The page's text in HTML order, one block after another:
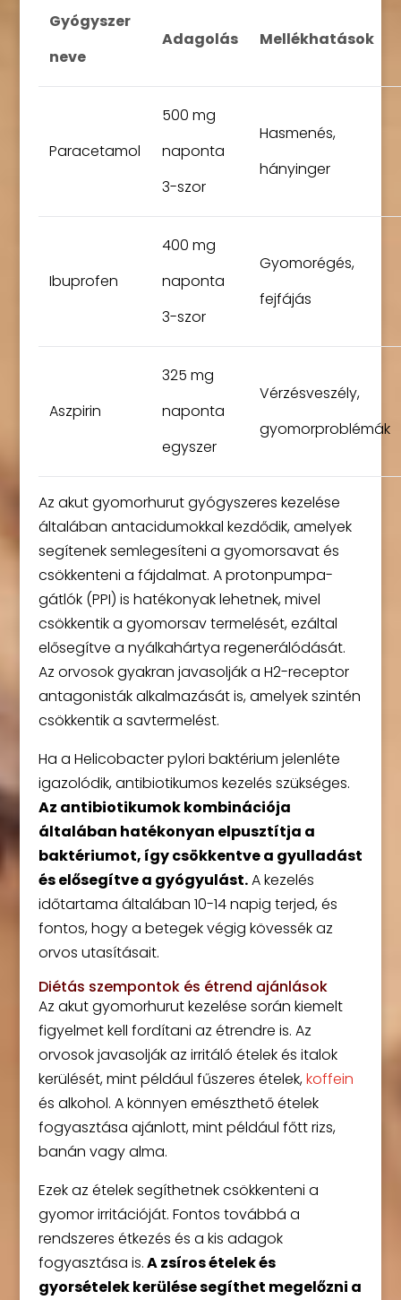
Gyógyszer
neve
Adagolás Mellékhatások
Paracetamol
500 mg
naponta
3-szor
Hasmenés,
hányinger
Ibuprofen
400 mg
naponta
3-szor
Gyomorégés,
fejfájás
Aszpirin
325 mg
naponta
egyszer
Vérzésveszély,
gyomorproblémák
Az akut gyomorhurut gyógyszeres kezelése
általában antacidumokkal kezdődik, amelyek
segítenek semlegesíteni a gyomorsavat és
csökkenteni a fájdalmat. A protonpumpa-
gátlók (PPI) is hatékonyak lehetnek, mivel
csökkentik a gyomorsav termelését, ezáltal
elősegítve a nyálkahártya regenerálódását.
Az orvosok gyakran javasolják a H2-receptor
antagonisták alkalmazását is, amelyek szintén
csökkentik a savtermelést.
Ha a Helicobacter pylori baktérium jelenléte
igazolódik, antibiotikumos kezelés szükséges.
Az antibiotikumok kombinációja
általában hatékonyan elpusztítja a
baktériumot, így csökkentve a gyulladást
és elősegítve a gyógyulást.A kezelés
időtartama általában 10-14 napig terjed, és
fontos, hogy a betegek végig kövessék az
orvos utasításait.
Diétás szempontok és étrend ajánlások
Az akut gyomorhurut kezelése során kiemelt
figyelmet kell fordítani az étrendre is. Az
orvosok javasolják az irritáló ételek és italok
kerülését, mint például fűszeres ételek,koffein
és alkohol. A könnyen emészthető ételek
fogyasztása ajánlott, mint például főtt rizs,
banán vagy alma.
Ezek az ételek segíthetnek csökkenteni a
gyomor irritációját. Fontos továbbá a
rendszeres étkezés és a kis adagok
fogyasztása is.A zsíros ételek és
gyorsételek kerülése segíthet megelőzni a